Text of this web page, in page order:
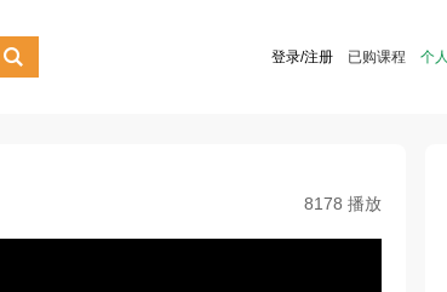
 登录/注册 已购课程 个
8178 播放